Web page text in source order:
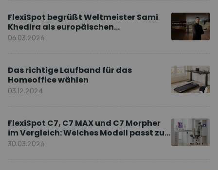
FlexiSpot begrüßt Weltmeister Sami
Khedira als europäischen
Markenbotschafter
06.03.2026
Das richtige Laufband für das
Homeoffice wählen
03.12.2024
FlexiSpot C7, C7 MAX und C7 Morpher
im Vergleich: Welches Modell passt zu
Ihnen?
30.03.2026